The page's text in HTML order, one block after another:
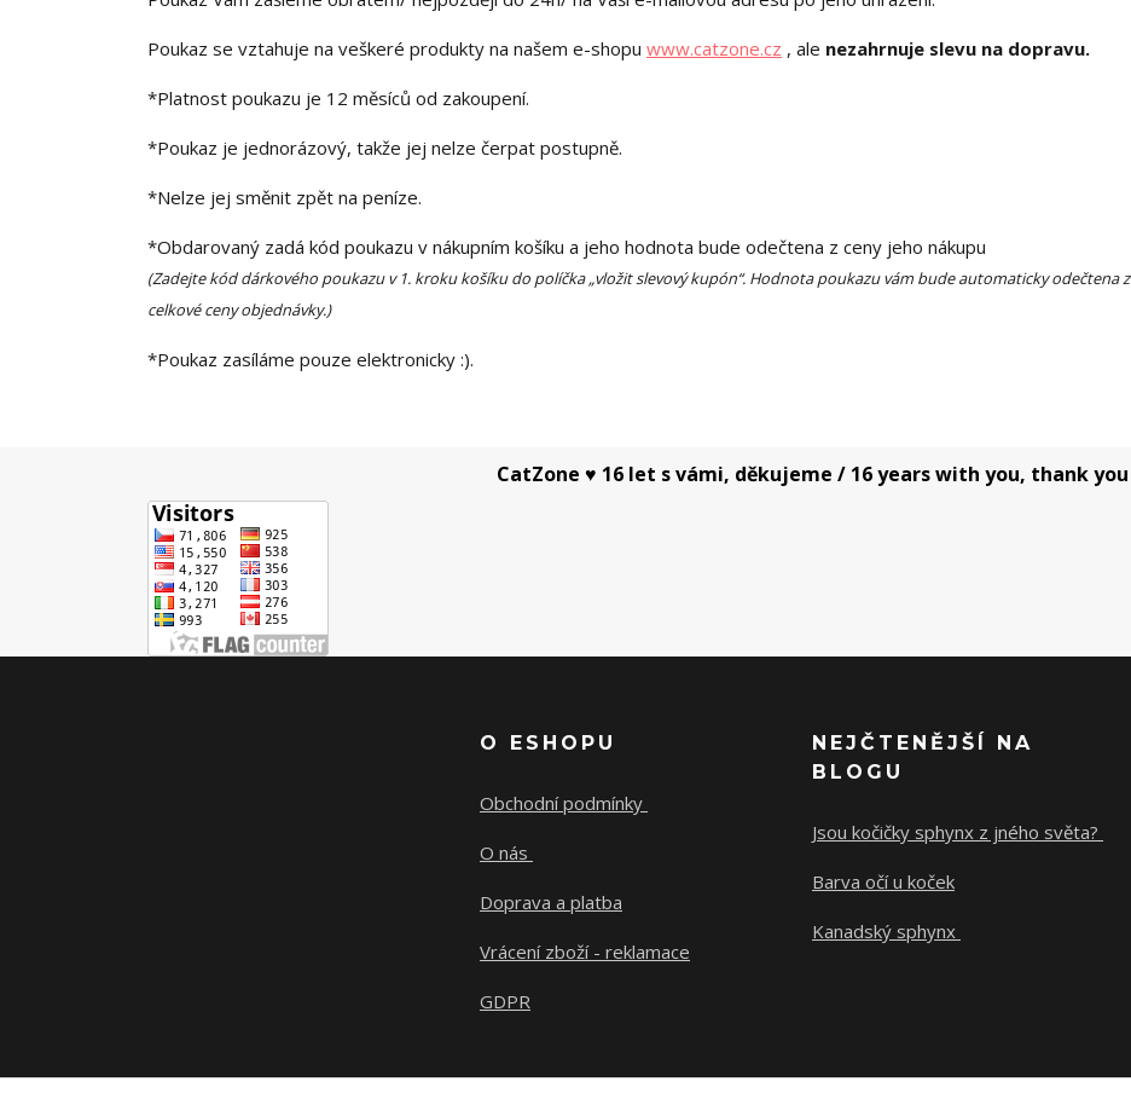
Poukaz se vztahuje na veškeré produkty na našem e-shopu www.catzone.cz , ale nezahrnuje slevu na dopravu.
*Platnost poukazu je 12 měsíců od zakoupení.
*Poukaz je jednorázový, takže jej nelze čerpat postupně.
*Nelze jej směnit zpět na peníze.
*Obdarovaný zadá kód poukazu v nákupním košíku a jeho hodnota bude odečtena z ceny jeho nákupu
(Zadejte kód dárkového poukazu v 1. kroku košíku do políčka „vložit slevový kupón“. Hodnota poukazu vám bude automaticky odečtena z
celkové ceny objednávky.)
*Poukaz zasíláme pouze elektronicky :).
CatZone ♥ 16 let s vámi, děkujeme / 16 years with you, thank you
O ESHOPU
Obchodní podmínky
O nás
Doprava a platba
Vrácení zboží - reklamace
GDPR
NEJČTENĚJŠÍ NA
BLOGU
Jsou kočičky sphynx z jného světa?
Barva očí u koček
Kanadský sphynx